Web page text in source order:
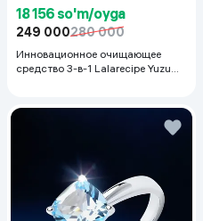
18 156 so'm/oyga
249 000280 000
Инновационное очищающее
средство 3-в-1 Lalarecipe Yuzu